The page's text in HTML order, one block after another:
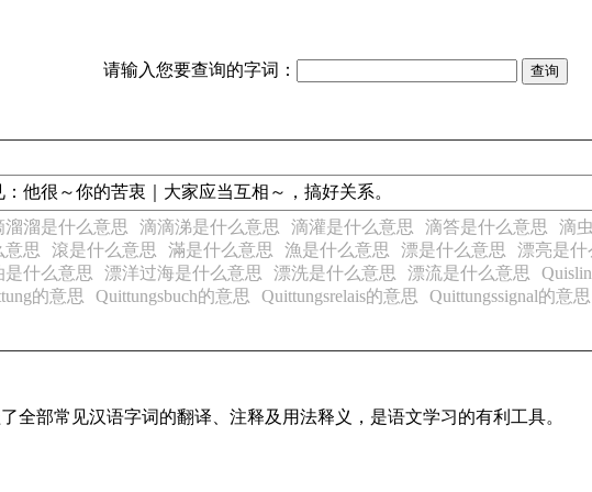
请输入您要查询的字词：
他很～你的苦衷｜大家应当互相～，搞好关系。
溜溜是什么意思 滴滴涕是什么意思 滴灌是什么意思 滴答是什么意思 滴
意思 滾是什么意思 滿是什么意思 漁是什么意思 漂是什么意思 漂亮是什
是什么意思 漂洋过海是什么意思 漂洗是什么意思 漂流是什么意思
的意思 Quittungsbuch的意思 Quittungsrelais的意思 Quittungssignal的意思
全部常见汉语字词的翻译、注释及用法释义，是语文学习的有利工具。